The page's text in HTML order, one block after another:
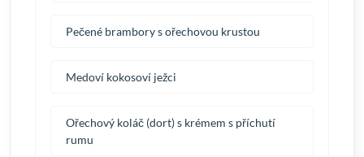
Pečené brambory s ořechovou krustou
Medoví kokosoví ježci
Ořechový koláč (dort) s krémem s příchutí
rumu